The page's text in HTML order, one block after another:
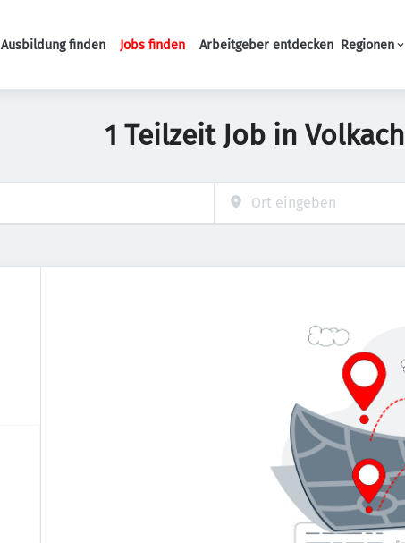
Haupt-Navigation
Ausbildung finden Jobs finden Arbeitgeber entdecken Regionen
1 Teilzeit Job in Volkach